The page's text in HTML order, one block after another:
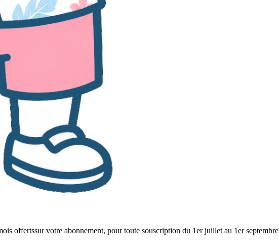
offertssur votre abonnement, pour toute souscription du 1er juillet au 1er septembre